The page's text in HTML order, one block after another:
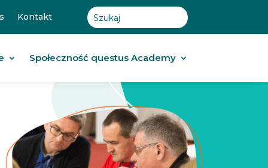
Kontakt
Społeczność questus Academy